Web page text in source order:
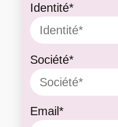
Identité*
Société*
Email*